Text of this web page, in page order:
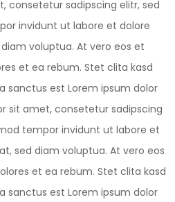
consetetur sadipscing elitr, sed
invidunt ut labore et dolore
voluptua. At vero eos et
et ea rebum. Stet clita kasd
sanctus est Lorem ipsum dolor
sit amet, consetetur sadipscing
tempor invidunt ut labore et
sed diam voluptua. At vero eos
et ea rebum. Stet clita kasd
sanctus est Lorem ipsum dolor